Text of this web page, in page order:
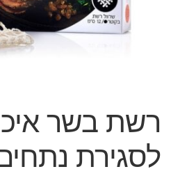
המותגים שלנו
חגים
עגלת קניות
תשלום
רשת בשר
לסגירת